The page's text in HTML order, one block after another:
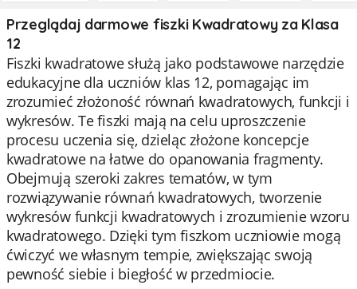
Przeglądaj darmowe fiszki Kwadratowy za Klasa
12
Fiszki kwadratowe służą jako podstawowe narzędzie
edukacyjne dla uczniów klas 12, pomagając im
zrozumieć złożoność równań kwadratowych, funkcji i
wykresów. Te fiszki mają na celu uproszczenie
procesu uczenia się, dzieląc złożone koncepcje
kwadratowe na łatwe do opanowania fragmenty.
Obejmują szeroki zakres tematów, w tym
rozwiązywanie równań kwadratowych, tworzenie
wykresów funkcji kwadratowych i zrozumienie wzoru
kwadratowego. Dzięki tym fiszkom uczniowie mogą
ćwiczyć we własnym tempie, zwiększając swoją
pewność siebie i biegłość w przedmiocie.